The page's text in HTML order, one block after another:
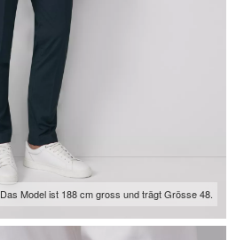
Das Model ist 188 cm gross und trägt Grösse 48.